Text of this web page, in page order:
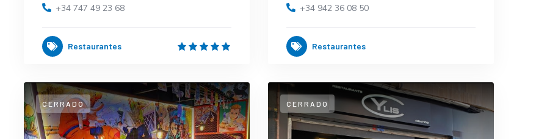
+34 747 49 23 68
Restaurantes
+34 942 36 08 50
Restaurantes
CERRADO CERRADO